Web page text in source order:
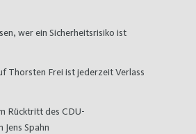
wer ein Sicherheitsrisiko ist
Thorsten Frei ist jederzeit Verlass
Rücktritt des CDU-
Spahn